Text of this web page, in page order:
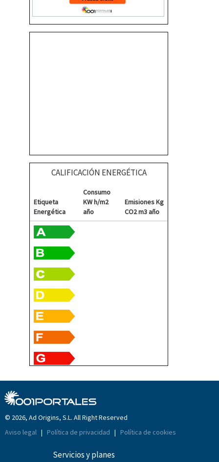
CALIFICACIÓN ENERGÉTICA
Etiqueta
Energética
Consumo
KW h/m2
año
Emisiones Kg
CO2 m3 año
© 2026, Ad Origins, S.L. All Right Reserved
Aviso legal | Política de privacidad | Política de cookies
Servicios y planes